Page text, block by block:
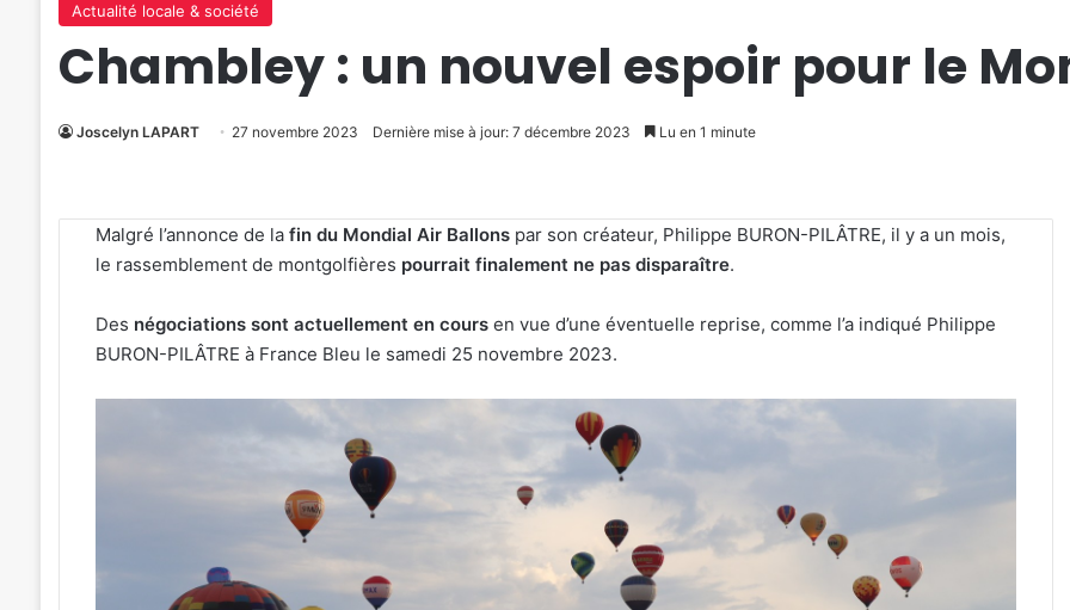
Actualité locale & société
Chambley : un nouvel espoir pour le
Joscelyn LAPART 27 novembre 2023 Dernière mise à jour: 7 décembre 2023 Lu en 1 minute
Malgré l’annonce de lafin du Mondial Air Ballonspar son créateur, Philippe BURON-PILÂTRE, il y a un mois,
le rassemblement de montgolfières pourrait finalement ne pas disparaître.
Des négociations sont actuellement en cours en vue d’une éventuelle reprise, comme l’a indiqué Philippe
BURON-PILÂTRE à France Bleu le samedi 25 novembre 2023.